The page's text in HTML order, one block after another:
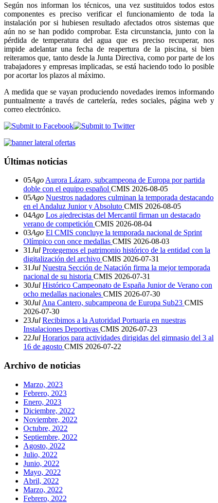
Según nos informan los técnicos, una vez sustituidos todos estos
componentes es preciso verificar el funcionamiento de toda la
instalación por si hubiesen resultado afectados otros sistemas que
aún no se han podido comprobar. Esta circunstancia, junto con la
pérdida de temperatura del agua que es preciso recuperar, nos
impide adelantar una fecha de reapertura de la piscina, si bien
reiteramos que, tanto desde la Junta Directiva, como por parte de los
trabajadores y empresas implicadas, se está haciendo todo lo posible
por acortar los plazos al máximo.
A medida que se vayan produciendo novedades iremos informando
puntualmente a través de cartelería, redes sociales, página web y
correo electrónico.
Últimas noticias
05Ago Aurora Lázaro, subcampeona de Europa por partida
doble con el equipo español CMIS 2026-08-05
05Ago Nuestros nadadores culminan la temporada destacando
en el Andaluz Junior y Absoluto CMIS 2026-08-05
04Ago Los ajedrecistas del Mercantil firman un destacado
verano de competición CMIS 2026-08-04
03Ago El CMIS concluye la temporada nacional de Sprint
Olímpico con once medallas CMIS 2026-08-03
31Jul Protegemos el patrimonio histórico de la entidad con la
digitalización del archivo CMIS 2026-07-31
31Jul Nuestra Sección de Natación firma la mejor temporada
nacional de su historia CMIS 2026-07-31
30Jul Histórico Campeonato de España Junior de Verano con
ocho medallas nacionales CMIS 2026-07-30
30Jul Ana Cantero, subcampeona de Europa Sub23 CMIS
2026-07-30
23Jul Recibimos a la Autoridad Portuaria en nuestras
Instalaciones Deportivas CMIS 2026-07-23
22Jul Horarios para actividades dirigidas del gimnasio del 3 al
16 de agosto CMIS 2026-07-22
Archivo de noticias
Marzo, 2023
Febrero, 2023
Enero, 2023
Diciembre, 2022
Noviembre, 2022
Octubre, 2022
Septiembre, 2022
Agosto, 2022
Julio, 2022
Junio, 2022
Mayo, 2022
Abril, 2022
Marzo, 2022
Febrero, 2022